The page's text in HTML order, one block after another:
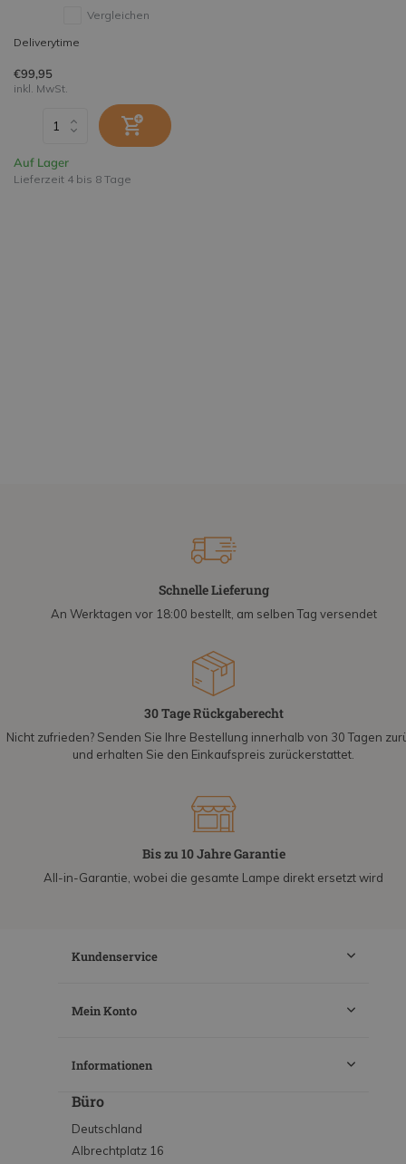
Vergleichen
Deliverytime
€99,95
inkl. MwSt.
Auf Lager
Lieferzeit 4 bis 8 Tage
Schnelle Lieferung
An Werktagen vor 18:00 bestellt, am selben Tag versendet
30 Tage Rückgaberecht
Nicht zufrieden? Senden Sie Ihre Bestellung innerhalb von 30 Tagen
und erhalten Sie den Einkaufspreis zurückerstattet.
Bis zu 10 Jahre Garantie
All-in-Garantie, wobei die gesamte Lampe direkt ersetzt wird
Kundenservice
Mein Konto
Informationen
Büro
Deutschland
Albrechtplatz 16